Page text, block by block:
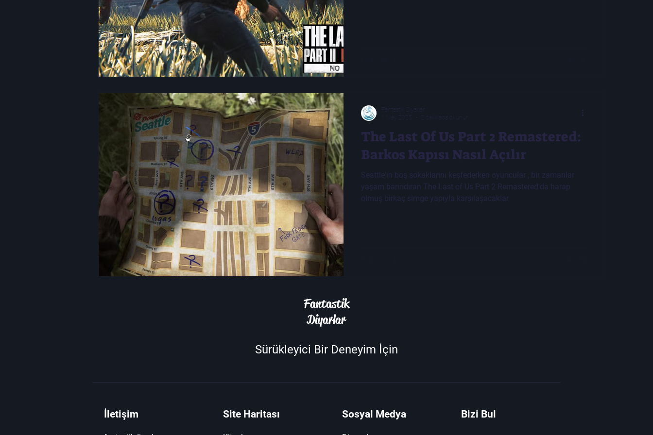
The Last Of Us Part 2 Remastered:
Barkos Kapısı Nasıl Açılır
Seattle'ın boş sokaklarını keşfederken oyuncular , bir zamanlar
yaşam barındıran The Last of Us Part 2 Remastered'da harap
olmuş birkaç simge yapıyla karşılaşacaklar
Fantastik Diyarlar
1 May 2025
2 dakikada okunur
Fantastik
Diyarlar
Sürükleyici Bir Deneyim İçin
İletişim Site Haritası Sosyal Medya Bizi Bul